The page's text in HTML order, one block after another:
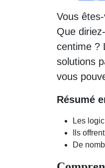
Vous
Que
centime ?
solutions
vous
Résumé
Les
Ils
De